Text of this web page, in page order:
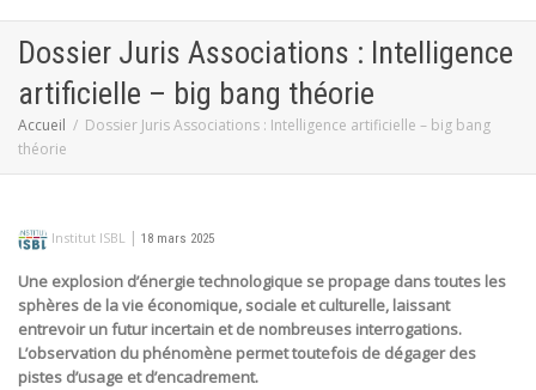
Dossier Juris Associations : Intelligence
artificielle – big bang théorie
Accueil
Dossier Juris Associations : Intelligence artificielle – big bang
théorie
Institut ISBL | 18 mars 2025
Une explosion d’énergie technologique se propage dans toutes les
sphères de la vie économique, sociale et culturelle, laissant
entrevoir un futur incertain et de nombreuses interrogations.
L’observation du phénomène permet toutefois de dégager des
pistes d’usage et d’encadrement.